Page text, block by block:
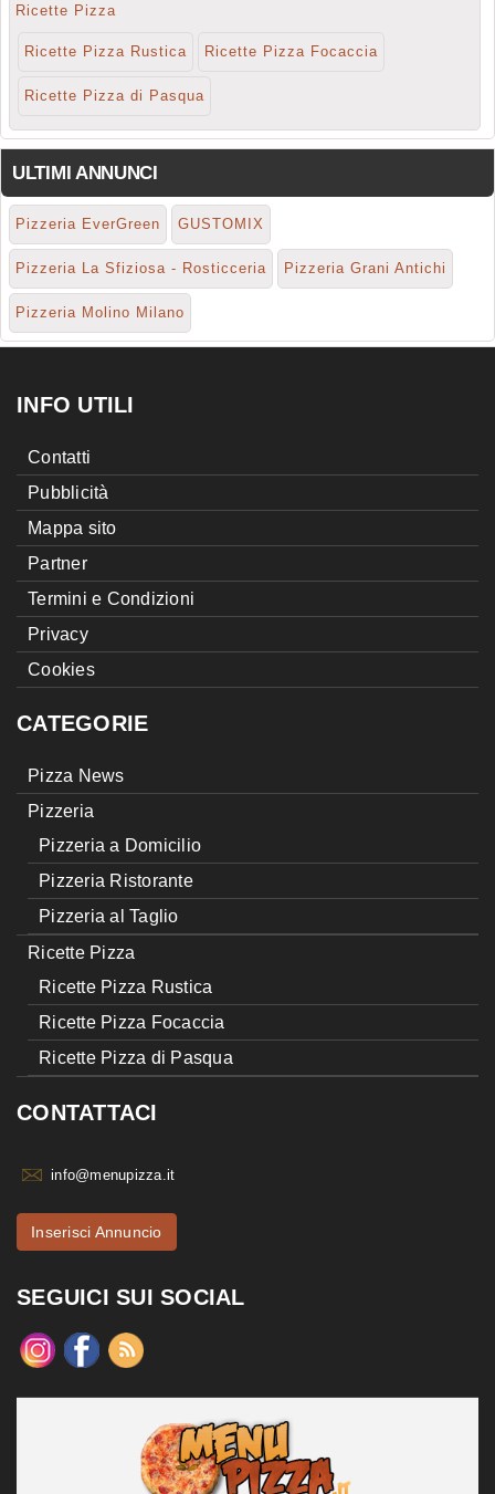
Ricette Pizza
Ricette Pizza Rustica Ricette Pizza Focaccia
Ricette Pizza di Pasqua
ULTIMI ANNUNCI
Pizzeria EverGreen GUSTOMIX
Pizzeria La Sfiziosa - Rosticceria Pizzeria Grani Antichi
Pizzeria Molino Milano
INFO UTILI
Contatti
Pubblicità
Mappa sito
Partner
Termini e Condizioni
Privacy
Cookies
CATEGORIE
Pizza News
Pizzeria
Pizzeria a Domicilio
Pizzeria Ristorante
Pizzeria al Taglio
Ricette Pizza
Ricette Pizza Rustica
Ricette Pizza Focaccia
Ricette Pizza di Pasqua
CONTATTACI
info@menupizza.it
Inserisci Annuncio
SEGUICI SUI SOCIAL